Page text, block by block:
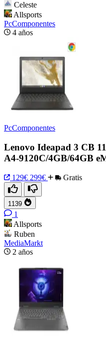
Celeste
Allsports
PcComponentes
4 años
PcComponentes
Lenovo Ideapad 3 CB
A4-9120C/4GB/64GB
129€ 299€ Gratis
1139
1
Allsports
Ruben
MediaMarkt
2 años